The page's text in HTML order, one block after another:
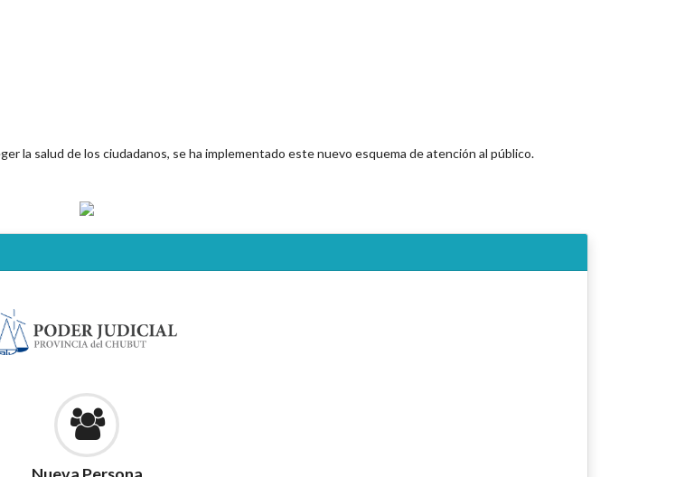
la salud de los ciudadanos, se ha implementado este nuevo esquema de atención al público.